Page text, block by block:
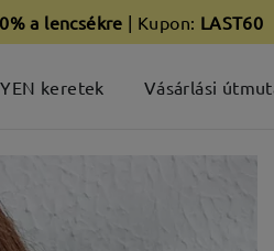
a lencsékre | Kupon: LAST60
keretek Vásárlási